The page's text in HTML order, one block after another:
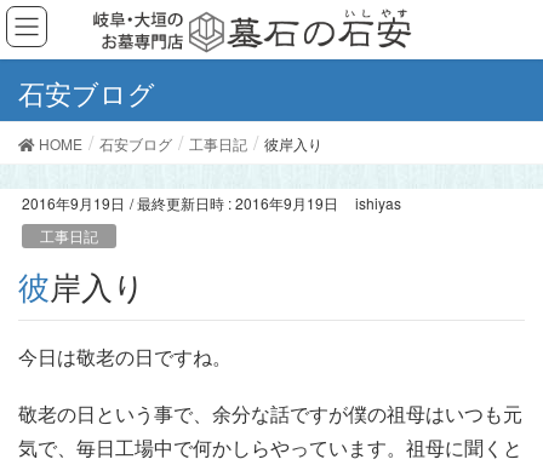
石安ブログ
HOME 石安ブログ 工事日記 彼岸入り
2016年9月19日 / 最終更新日時 :2016年9月19日
ishiyas
工事日記
彼岸入り
今日は敬老の日ですね。
敬老の日という事で、余分な話ですが僕の祖母はいつも元
気で、毎日工場中で何かしらやっています。祖母に聞くと